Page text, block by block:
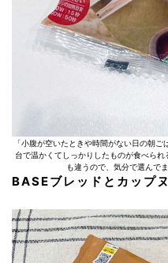
「小腹が空いたときや時間がない日の朝
台で温かくてしっかりしたものが食べら
も違うので、気分で選んで
BASEブレッドとカップ